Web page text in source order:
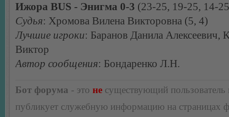
Ижора BUS - Энигма 0-3 (23-25, 19-25, 14-
Судья: Хромова Вилена Викторовна (5, 4)
Лучшие игроки: Баранов Данила Алексеевич,
Виктор
Автор сообщения: Бондаренко Л.Н.
Бот форума - это не существующий пользователь
публикует служебную информацию на страницах